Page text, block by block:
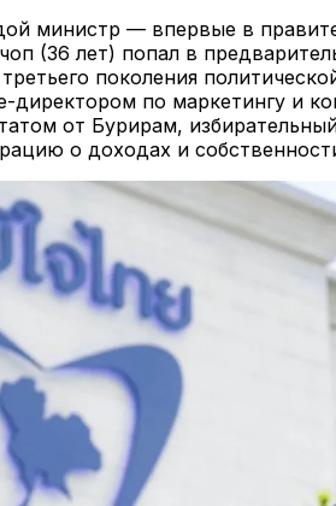
министр — впервые в
(36 лет) попал в
третьего поколения
директором по маркетингу и
от Бурирам,
о доходах и